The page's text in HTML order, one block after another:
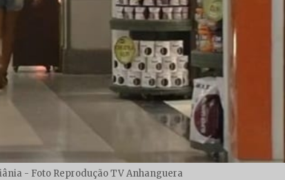
- Foto Reprodução TV Anhanguera